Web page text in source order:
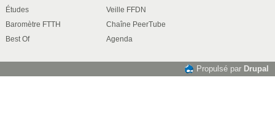
Études
Baromètre FTTH
Best Of
Veille FFDN
Chaîne PeerTube
Agenda
Propulsé par Drupal